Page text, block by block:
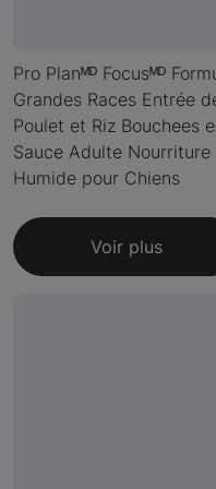
Pro Planᴹᴰ Focusᴹᴰ
Grandes Races Entrée
Poulet et Riz Bouchees
Sauce Adulte Nourriture
Humide pour Chiens
Voir plus